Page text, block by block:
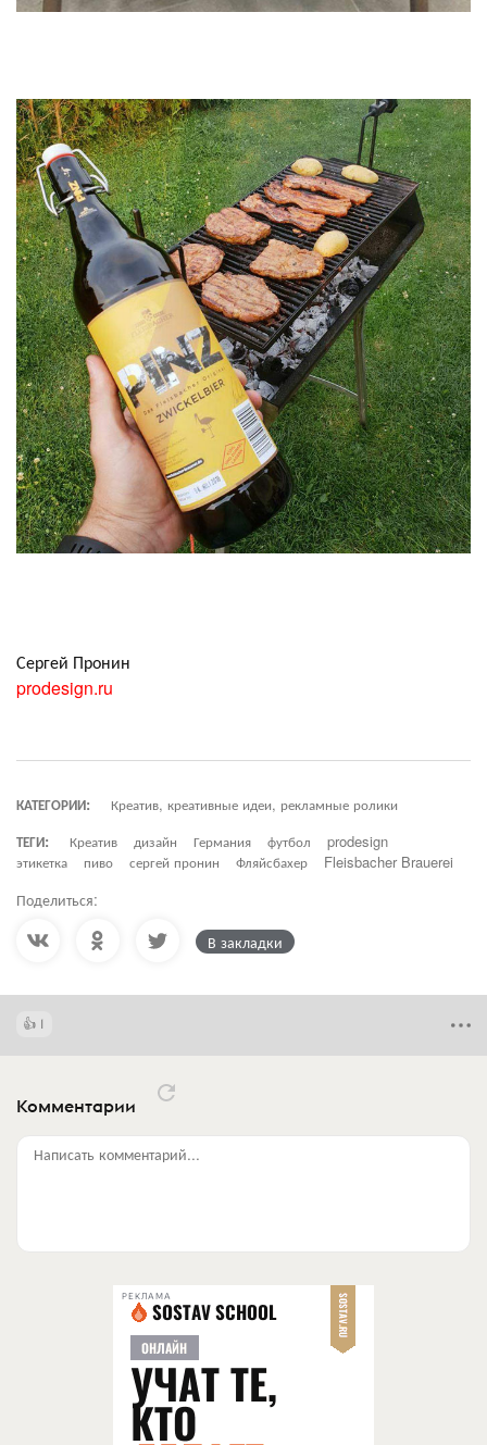
Сергей Пронин
prodesign.ru
КАТЕГОРИИ:
Креатив, креативные идеи, рекламные ролики
ТЕГИ:
Креатив дизайн Германия футбол
prodesign
этикетка
пиво сергей пронин Фляйсбахер Fleisbacher Brauerei
Поделиться:
В закладки
1
Комментарии
Написать комментарий...
РЕКЛАМА